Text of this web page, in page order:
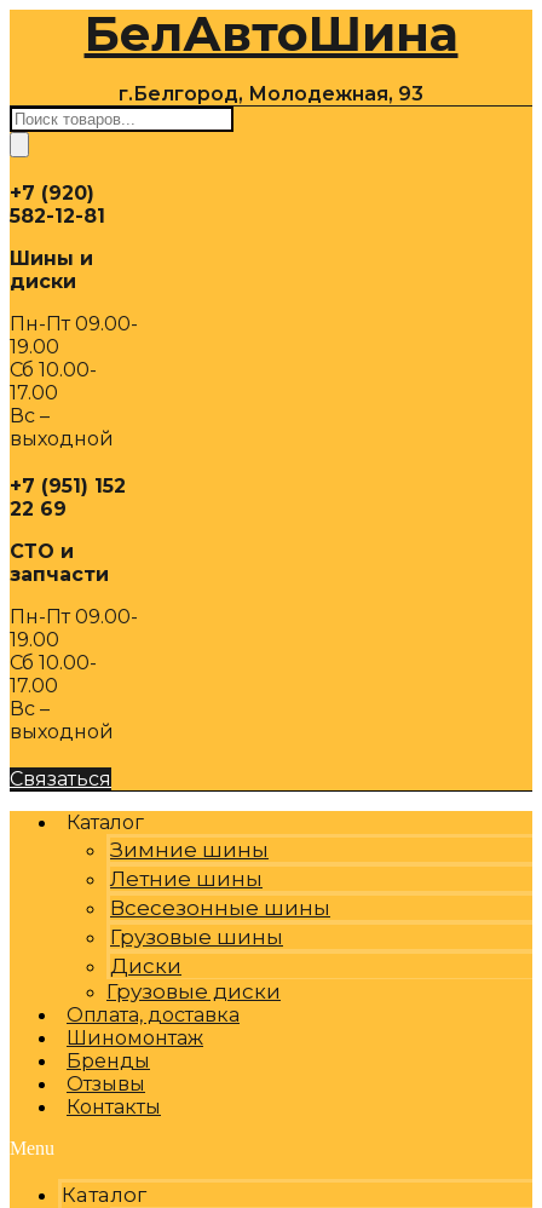
содержимомуБелАвтоШина
г.Белгород, Молодежная, 93
Поиск
товаров
+7 (920)
582-12-81
Шины и
диски
Пн-Пт 09.00-
19.00
Сб 10.00-
17.00
Вс –
выходной
+7 (951) 152
22 69
СТО и
запчасти
Пн-Пт 09.00-
19.00
Сб 10.00-
17.00
Вс –
выходной
Связаться
Каталог
Зимние шины
Летние шины
Всесезонные шины
Грузовые шины
Диски
Грузовые диски
Оплата, доставка
Шиномонтаж
Бренды
Отзывы
Контакты
Menu
Каталог